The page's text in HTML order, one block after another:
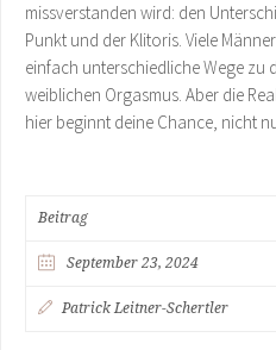
missverstanden wird: den
Punkt und der Klitoris. Viele
einfach unterschiedliche Wege zu
weiblichen Orgasmus. Aber die
hier beginnt deine Chance, nicht
Beitrag
September 23, 2024
Patrick Leitner-Schertler